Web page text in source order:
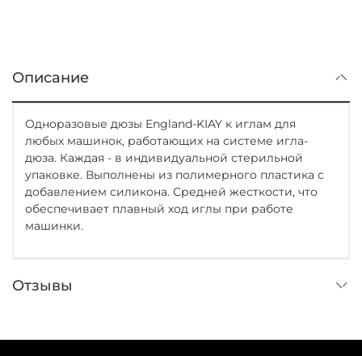
Описание
Одноразовые дюзы England-KIAY к иглам для
любых машинок, работающих на системе игла-
дюза. Каждая - в индивидуальной стерильной
упаковке. Выполнены из полимерного пластика с
добавлением силикона. Средней жесткости, что
обеспечивает плавный ход иглы при работе
машинки.
Отзывы